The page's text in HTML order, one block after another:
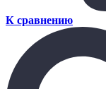
К сравнению